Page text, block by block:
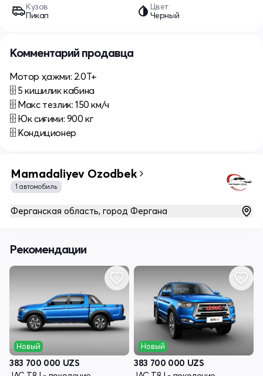
Кузов
Пикап
Цвет
Черный
Комментарий продавца
Мотор ҳажми: 2.0T+
🗄 5 кишилик кабина
🗄 Макс тезлик: 150 км/ч
🗄 Юк сиғими: 900 кг
🗄 Кондиционер
Mamadaliyev Ozodbek
1 автомобиль
Ферганская область, город Фергана
Рекомендации
Новый
383 700 000 UZS
Новый
383 700 000 UZS